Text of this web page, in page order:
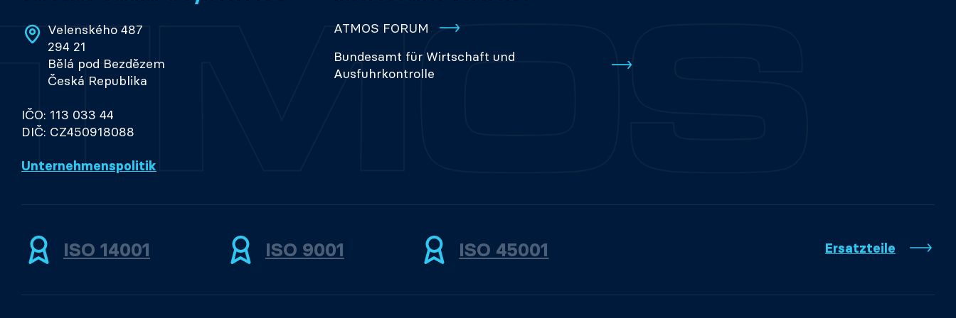
Velenského 487
294 21
Bělá pod Bezdězem
Česká Republika
IČO: 113 033 44
DIČ: CZ450918088
Unternehmenspolitik
ATMOS FORUM
Bundesamt für Wirtschaft und
Ausfuhrkontrolle
ISO 14001 ISO 9001 ISO 45001 Ersatzteile